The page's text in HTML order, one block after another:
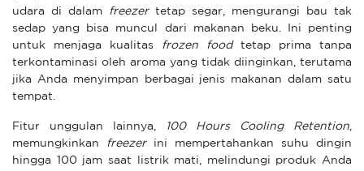
udara di dalam
freezertetap segar, mengurangi bau tak
sedap yang bisa muncul dari makanan beku. Ini penting
untuk menjaga kualitas
frozen foodtetap prima tanpa
terkontaminasi oleh aroma yang tidak diinginkan, terutama
jika Anda menyimpan berbagai jenis makanan dalam satu
tempat.
Fitur unggulan lainnya, 100 Hours Cooling Retention
memungkinkan
freezerini mempertahankan suhu dingin
hingga 100 jam saat listrik mati, melindungi produk Anda